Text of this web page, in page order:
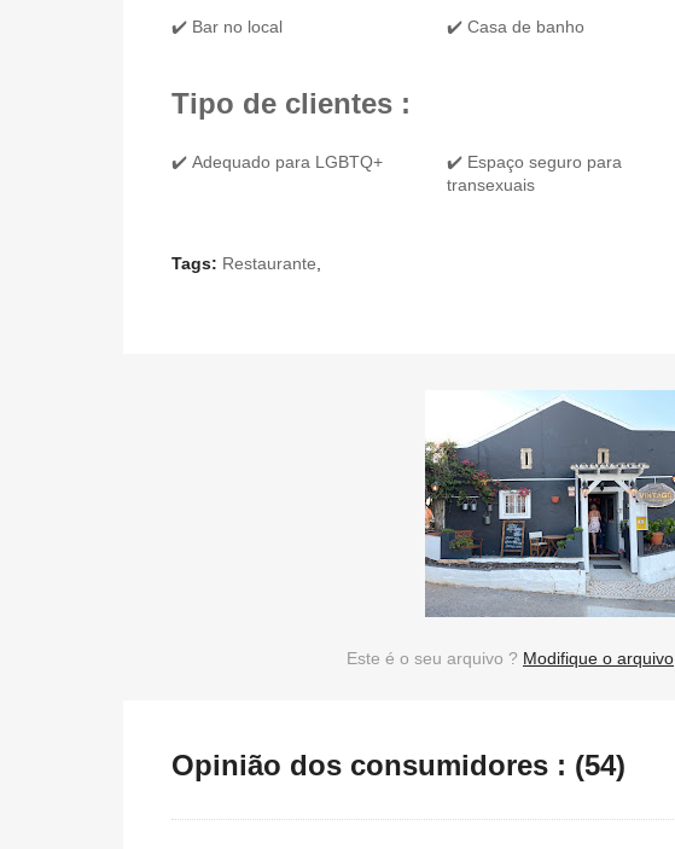
✔️ Bar no local ✔️ Casa de banho
Tipo de clientes :
✔️ Adequado para LGBTQ+
✔️ Espaço seguro para
transexuais
Tags: Restaurante
Este é o seu arquivo ? Modifique o arquivo
Opinião dos consumidores : (54)